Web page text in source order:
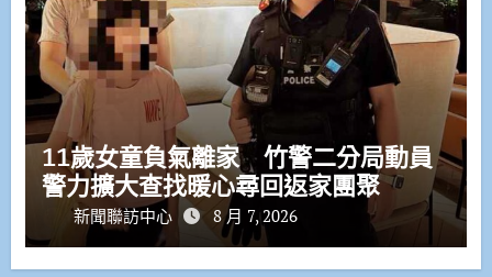
11歲女童負氣離家 竹警二分局動員
警力擴大查找暖心尋回返家團聚
新聞聯訪中心 8 月 7, 2026